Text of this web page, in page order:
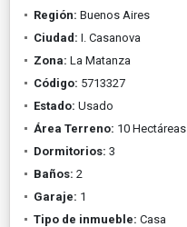
Región: Buenos Aires
Ciudad: I. Casanova
Zona: La Matanza
Código: 5713327
Estado: Usado
Área Terreno: 10 Hectáreas
Dormitorios: 3
Baños: 2
Garaje: 1
Tipo de inmueble: Casa